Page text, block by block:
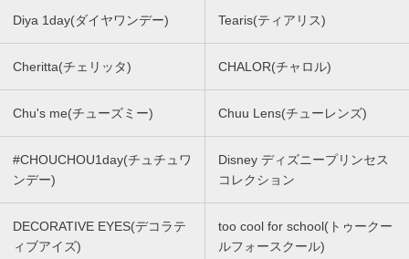
Diya 1day(ダイヤワンデー) Tearis(ティアリス)
Cheritta(チェリッタ) CHALOR(チャロル)
Chu's me(チューズミー) Chuu Lens(チューレンズ)
#CHOUCHOU1day(チュチュワ
ンデー)
Disney ディズニープリンセス
コレクション
DECORATIVE EYES(デコラテ
ィブアイズ)
too cool for school(トゥークー
ルフォースクール)